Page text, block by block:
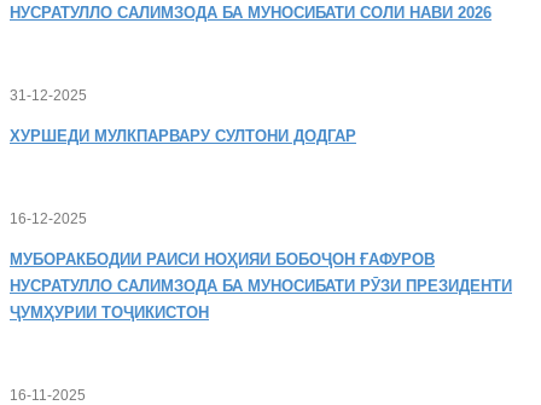
НУСРАТУЛЛО САЛИМЗОДА БА МУНОСИБАТИ СОЛИ НАВИ 2026
31-12-2025
ХУРШЕДИ МУЛКПАРВАРУ СУЛТОНИ ДОДГАР
16-12-2025
МУБОРАКБОДИИ РАИСИ НОҲИЯИ БОБОҶОН ҒАФУРОВ
НУСРАТУЛЛО САЛИМЗОДА БА МУНОСИБАТИ РӮЗИ ПРЕЗИДЕНТИ
ҶУМҲУРИИ ТОҶИКИСТОН
16-11-2025